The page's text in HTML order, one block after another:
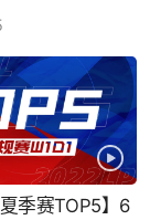
夏季赛TOP5】6